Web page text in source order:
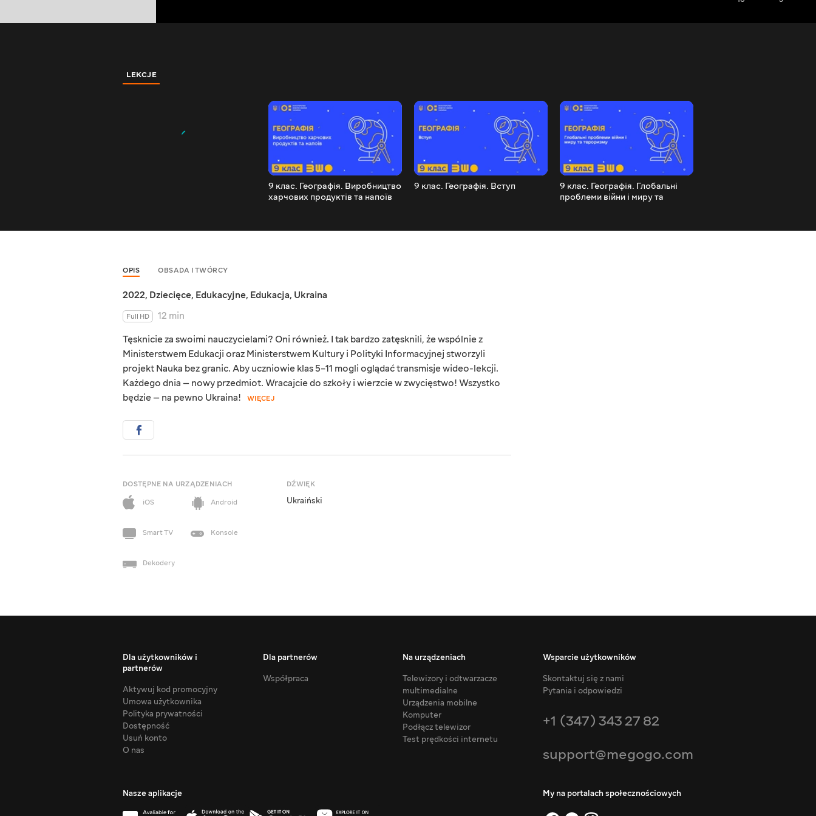
LEKCJE
9 клас. Географія. Виробництво
харчових продуктів та напоїв
9 клас. Географія. Вступ
9 клас. Географія. Глобальні
проблеми війни і миру та
OPIS OBSADA I TWÓRCY
2022, Dziecięce, Edukacyjne, Edukacja, Ukraina
Full HD
12 min
Tęsknicie za swoimi nauczycielami? Oni również. I tak bardzo zatęsknili, że wspólnie z
Ministerstwem Edukacji oraz Ministerstwem Kultury i Polityki Informacyjnej stworzyli
projekt Nauka bez granic. Aby uczniowie klas 5–11 mogli oglądać transmisje wideo-lekcji.
Każdego dnia — nowy przedmiot. Wracajcie do szkoły i wierzcie w zwycięstwo! Wszystko
będzie — na pewno Ukraina!
WIĘCEJ
DOSTĘPNE NA URZĄDZENIACH
iOS
Android
Smart TV Konsole
Dekodery
DŹWIĘK
Ukraiński
Dla użytkowników i
partnerów
Aktywuj kod promocyjny
Umowa użytkownika
Polityka prywatności
Dostępność
Usuń konto
O nas
Dla partnerów
Współpraca
Na urządzeniach
Telewizory i odtwarzacze
multimedialne
Urządzenia mobilne
Komputer
Podłącz telewizor
Test prędkości internetu
Wsparcie użytkowników
Skontaktuj się z nami
Pytania i odpowiedzi
+1 (347) 343 27 82
support@megogo.com
Nasze aplikacje My na portalach społecznościowych